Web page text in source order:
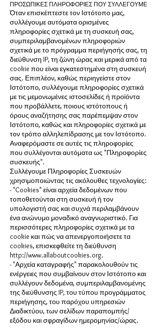
ΠΡΟΣΩΠΙΚΕΣ ΠΛΗΡΟΦΟΡΙΕΣ ΠΟΥ ΣΥΛΛΕΓΟΥΜΕ
Όταν επισκέπτεστε τον Ιστότοπο μας,
συλλέγουμε αυτόματα ορισμένες
πληροφορίες σχετικά με τη συσκευή σας,
συμπεριλαμβανομένων πληροφοριών
σχετικά με το πρόγραμμα περιήγησής σας, τη
διεύθυνση IP, τη ζώνη ώρας και μερικά από τα
cookie που είναι εγκατεστημένα στη συσκευή
σας. Επιπλέον, καθώς περιηγείστε στον
Ιστότοπο, συλλέγουμε πληροφορίες σχετικά
με τις μεμονωμένες ιστοσελίδες ή προϊόντα
που προβάλλετε, ποιους ιστότοπους ή
όρους αναζήτησης σας παρέπεμψαν στον
Ιστότοπο, καθώς και πληροφορίες σχετικά με
τον τρόπο αλληλεπίδρασης με τον Ιστότοπο.
Αναφερόμαστε σε αυτές τις πληροφορίες
που συλλέγονται αυτόματα ως "Πληροφορίες
συσκευής".
Συλλέγουμε Πληροφορίες Συσκευών
χρησιμοποιώντας τις ακόλουθες τεχνολογίες:
- "Cookies" είναι αρχεία δεδομένων που
τοποθετούνται στη συσκευή ή τον
υπολογιστή σας και συχνά περιλαμβάνουν
ένα ανώνυμο μοναδικό αναγνωριστικό. Για
περισσότερες πληροφορίες σχετικά με τα
cookie και πώς να απενεργοποιήσετε τα
cookies, επισκεφθείτε τη διεύθυνση
http://www.allaboutcookies.org.
- "Αρχεία καταγραφής" παρακολουθούν τις
ενέργειες που συμβαίνουν στον Ιστότοπο και
συλλέγουν δεδομένα, συμπεριλαμβανομένης
της διεύθυνσης IP, του τύπου προγράμματος
περιήγησης, του παρόχου υπηρεσιών
Διαδικτύου, των σελίδων παραπομπής/
εξόδου και σφραγίδων ημερομηνίας/ώρας.